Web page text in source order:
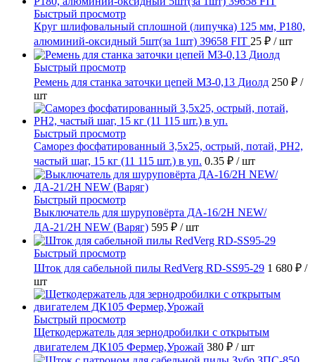
Быстрый просмотр
Круг шлифовальный сплошной (липучка) 125 мм, Р180,
алюминий-оксидный 5шт(за 1шт) 39658 FIT 25 ₽ / шт
Быстрый просмотр
Ремень для станка заточки цепей МЗ-0,13 Диолд 250 ₽ /
шт
Быстрый просмотр
Саморез фосфатированный 3,5х25, острый, потай, РН2,
частый шаг, 15 кг (11 115 шт.) в уп. 0.35 ₽ / шт
Быстрый просмотр
Выключатель для шуруповёрта ДА-16/2Н NEW/
ДА-21/2Н NEW (Варяг) 595 ₽ / шт
Быстрый просмотр
Шток для сабельной пилы RedVerg RD-SS95-29 1 680 ₽ /
шт
Быстрый просмотр
Щеткодержатель для зернодробилки с открытым
двигателем ДК105 Фермер,Урожай 380 ₽ / шт